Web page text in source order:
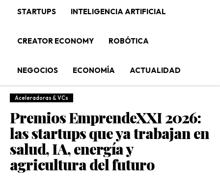
STARTUPS INTELIGENCIA ARTIFICIAL
CREATOR ECONOMY ROBÓTICA
NEGOCIOS ECONOMÍA ACTUALIDAD
Aceleradoras & VCs
Premios EmprendeXXI 2026:
las startups que ya trabajan en
salud, IA, energía y
agricultura del futuro